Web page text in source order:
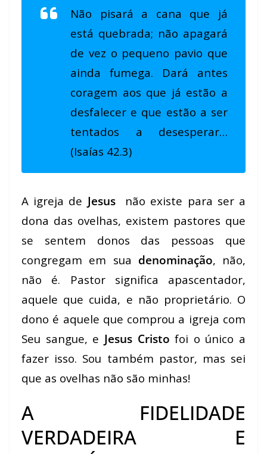
Não pisará a cana que já
está quebrada; não apagará
de vez o pequeno pavio que
ainda fumega. Dará antes
coragem aos que já estão a
desfalecer e que estão a ser
tentados a desesperar…
(Isaías 42.3)
A igreja de Jesusnão existe para ser a
dona das ovelhas, existem pastores que
se sentem donos das pessoas que
congregam em sua denominação, não,
não é. Pastor significa apascentador,
aquele que cuida, e não proprietário. O
dono é aquele que comprou a igreja com
Seu sangue, e Jesus Cristo foi o único a
fazer isso. Sou também pastor, mas sei
que as ovelhas não são minhas!
A FIDELIDADE
VERDADEIRA E